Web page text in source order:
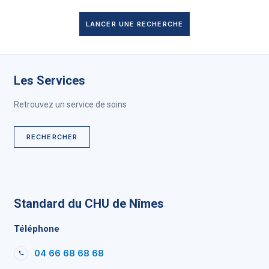
LANCER UNE RECHERCHE
Les Services
Retrouvez un service de soins
RECHERCHER
Standard du CHU de Nîmes
Téléphone
04 66 68 68 68